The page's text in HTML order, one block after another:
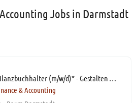
Jobs in Darmstadt
Bilanzbuchhalter (m/w/d)* - Gestalten Sie die Zukunft der Mobilität!
& Accounting